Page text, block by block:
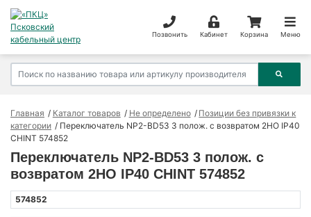
Позвонить Кабинет Корзина Меню
Главная Каталог товаров Не определено
Позиции без привязки к
категории
Переключатель NP2-BD53 3 полож. с возвратом 2НО IP40
CHINT 574852
Переключатель NP2-BD53 3 полож. с
возвратом 2НО IP40 CHINT 574852
574852